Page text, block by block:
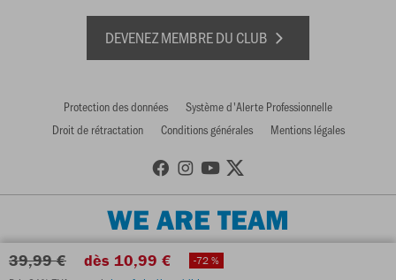
39,99 € dès 10,99 € -72 %
DEVENEZ MEMBRE DU CLUB
Protection des données
Système d'Alerte Professionnelle
Droit de rétractation
Conditions générales Mentions légales
WE ARE TEAM